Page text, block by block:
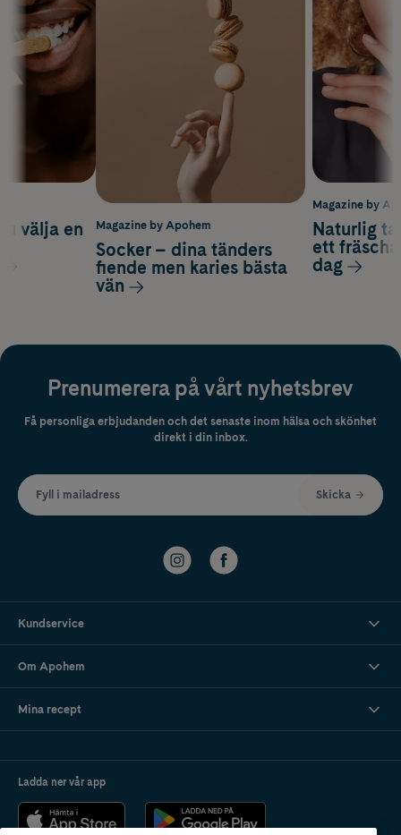
Magazine by
Naturlig
ett
dag
välja en
Magazine by Apohem
Socker – dina tänders
fiende men karies bästa
vän
Prenumerera på vårt nyhetsbrev
Få personliga erbjudanden och det senaste inom hälsa och skönhet
direkt i din inbox.
Fyll i mailadress Skicka
Kundservice
Om Apohem
Mina recept
Ladda ner vår app